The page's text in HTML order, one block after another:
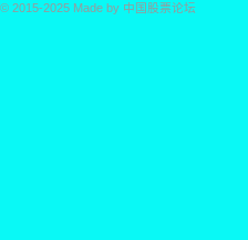
© 2015-2025 Made by 中国股票论坛